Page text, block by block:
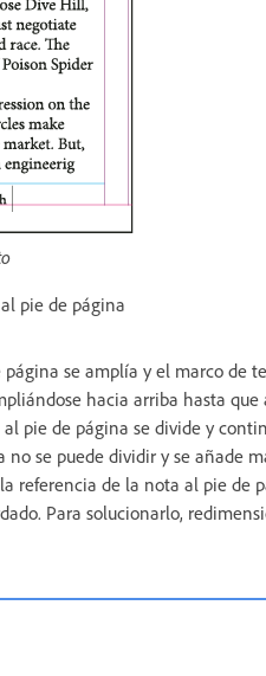
pie de página
se amplía y el marco de
hacia arriba hasta
pie de página se divide y
se puede dividir y se añade
referencia de la nota al pie de
Para solucionarlo,